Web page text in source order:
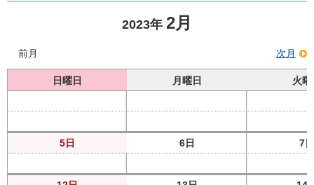
前月
2023年 2月
次月
日曜日 月曜日 火曜
5日 6日 7日